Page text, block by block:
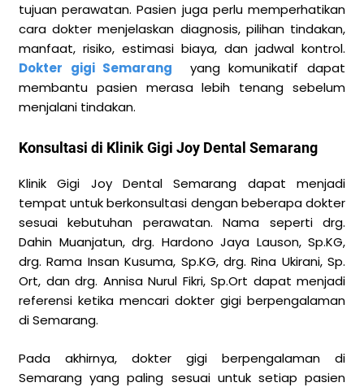
tujuan perawatan. Pasien juga perlu memperhatikan
cara dokter menjelaskan diagnosis, pilihan tindakan,
manfaat, risiko, estimasi biaya, dan jadwal kontrol.
Dokter gigi Semarang
yang komunikatif dapat
membantu pasien merasa lebih tenang sebelum
menjalani tindakan.
Konsultasi di Klinik Gigi Joy Dental Semarang
Klinik Gigi Joy Dental Semarang dapat menjadi
tempat untuk berkonsultasi dengan beberapa dokter
sesuai kebutuhan perawatan. Nama seperti drg.
Dahin Muanjatun, drg. Hardono Jaya Lauson, Sp.KG,
drg. Rama Insan Kusuma, Sp.KG, drg. Rina Ukirani, Sp.
Ort, dan drg. Annisa Nurul Fikri, Sp.Ort dapat menjadi
referensi ketika mencari dokter gigi berpengalaman
di Semarang.
Pada akhirnya, dokter gigi berpengalaman di
Semarang yang paling sesuai untuk setiap pasien